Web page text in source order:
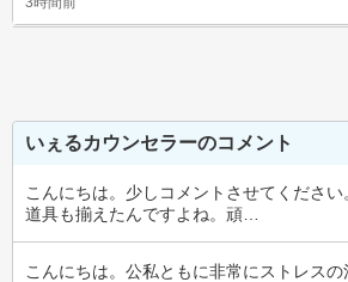
いぇるカウンセラーのコメント
こんにちは。少しコメントさせてくださ
道具も揃えたんですよね。頑…
こんにちは。公私ともに非常にストレス